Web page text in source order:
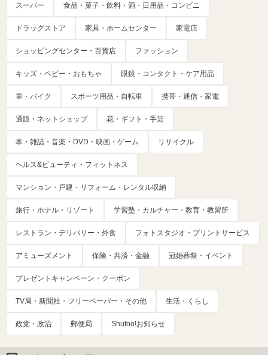
スーパー 食品・菓子・飲料・酒・日用品・コンビニ
ドラッグストア 家具・ホームセンター 家電店
ショッピングセンター・百貨店 ファッション
キッズ・ベビー・おもちゃ 眼鏡・コンタクト・ケア用品
車・バイク スポーツ用品・自転車 携帯・通信・家電
通販・ネットショップ 花・ギフト・手芸
本・雑誌・音楽・DVD・映画・ゲーム リサイクル
ヘルス&ビューティ・フィットネス
マンション・戸建・リフォーム・レンタル収納
旅行・ホテル・リゾート 学習塾・カルチャー・教育・教習所
レストラン・デリバリー・外食 フォトスタジオ・プリントサービス
アミューズメント 保険・共済・金融 冠婚葬祭・イベント
プレゼントキャンペーン・クーポン
TV局・新聞社・フリーペーパー・その他 生活・くらし
政党・政治 郵便局 Shufoo!お知らせ